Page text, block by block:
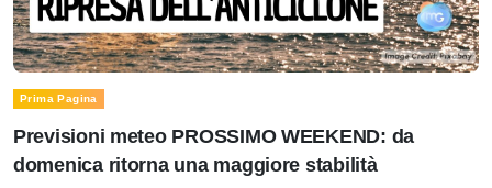
Prima Pagina
Previsioni meteo PROSSIMO WEEKEND: da
domenica ritorna una maggiore stabilità